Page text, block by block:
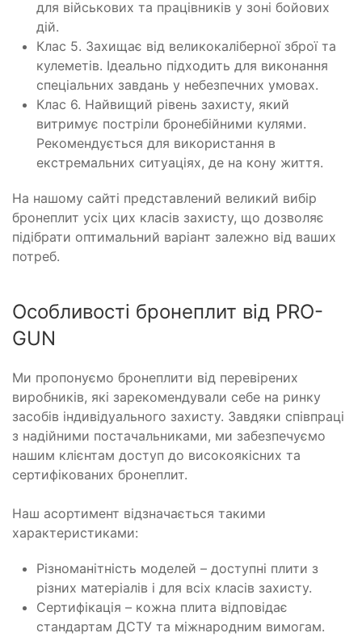
для військових та працівників у зоні бойових
дій.
Клас 5. Захищає від великокаліберної зброї та
кулеметів. Ідеально підходить для виконання
спеціальних завдань у небезпечних умовах.
Клас 6. Найвищий рівень захисту, який
витримує постріли бронебійними кулями.
Рекомендується для використання в
екстремальних ситуаціях, де на кону життя.
На нашому сайті представлений великий вибір
бронеплит усіх цих класів захисту, що дозволяє
підібрати оптимальний варіант залежно від ваших
потреб.
Особливості бронеплит від PRO-
GUN
Ми пропонуємо бронеплити від перевірених
виробників, які зарекомендували себе на ринку
засобів індивідуального захисту. Завдяки співпраці
з надійними постачальниками, ми забезпечуємо
нашим клієнтам доступ до високоякісних та
сертифікованих бронеплит.
Наш асортимент відзначається такими
характеристиками:
Різноманітність моделей – доступні плити з
різних матеріалів і для всіх класів захисту.
Сертифікація – кожна плита відповідає
стандартам ДСТУ та міжнародним вимогам.